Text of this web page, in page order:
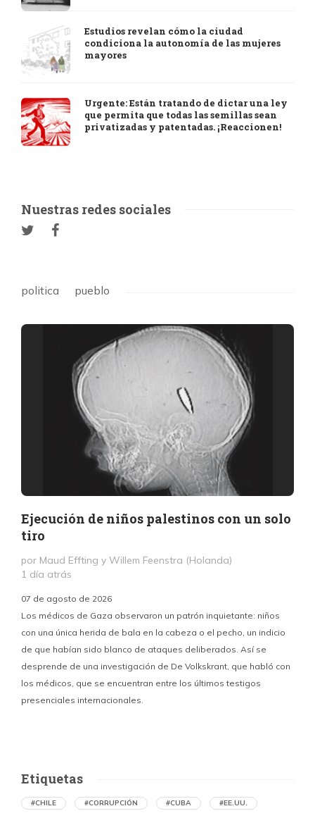
Estudios revelan cómo la ciudad
condiciona la autonomía de las mujeres
mayores
Urgente: Están tratando de dictar una ley
que permita que todas las semillas sean
privatizadas y patentadas. ¡Reaccionen!
Nuestras redes sociales
politica pueblo
Ejecución de niños palestinos con un solo
tiro
por Maud Effting y Willem Feenstra (Holanda)
1 día atrás
07 de agosto de 2026
Los médicos de Gaza observaron un patrón inquietante: niños
con una única herida de bala en la cabeza o el pecho, un indicio
de que habían sido blanco de ataques deliberados. Así se
desprende de una investigación de De Volkskrant, que habló con
los médicos, que se encuentran entre los últimos testigos
presenciales internacionales.
Etiquetas
#CHILE #CORRUPCIÓN #CUBA #EE.UU.